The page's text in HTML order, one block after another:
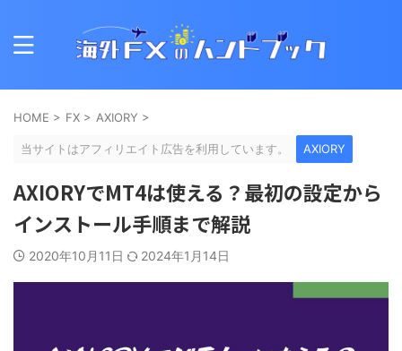
HOME > FX > AXIORY >
当サイトはアフィリエイト広告を利用しています。 AXIORY
AXIORYでMT4は使える？最初の設定から
インストール手順まで解説
2020年10月11日 2024年1月14日